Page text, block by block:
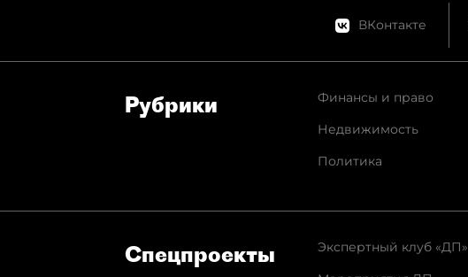
ВКонтакте
Рубрики
Финансы и право
Недвижимость
Политика
Спец­проекты
Экспертный клуб «ДП»